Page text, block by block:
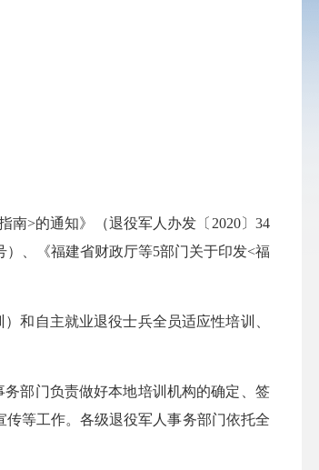
>的通知》（退役军人办发〔2020〕34
、《福建省财政厅等5部门关于印发<福
和自主就业退役士兵全员适应性培训、
部门负责做好本地培训机构的确定、签
等工作。各级退役军人事务部门依托全